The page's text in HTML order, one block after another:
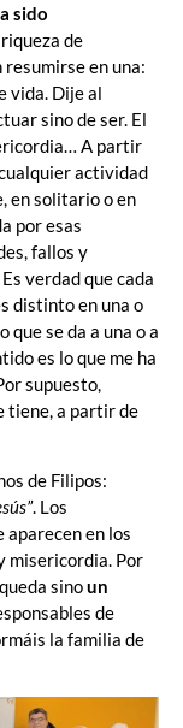
sido
de
en una:
vida. Dije al
sino de ser. El
A partir
actividad
en solitario o en
por esas
fallos y
verdad que cada
distinto en una o
se da a una o a
es lo que me ha
supuesto,
tiene, a partir de
de Filipos:
. Los
aparecen en los
misericordia. Por
sinoun
de
la familia de